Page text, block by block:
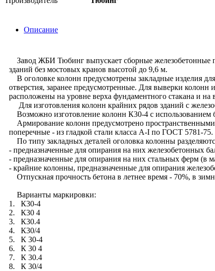
Описание
Завод ЖБИ Тюбинг выпускает сборные железобетонные
зданий без мостовых кранов высотой до 9,6 м.
В оголовке колонн предусмотрены закладные изделия
отверстия, заранее предусмотренные. Для выверки
расположены на уровне верха фундаментного стакана и на
Для изготовления колонн крайних рядов зданий с
Возможно изготовление колонн К30-4 с использованием
Армирование колонн предусмотрено
поперечные - из гладкой стали класса A-I по ГОСТ 5781-75.
По типу закладных деталей оголовка колонны
- предназначенные для опирания на них железобетонных
- предназначенные для опирания на них стальных ферм
- крайние колонны, предназначенные для опирания
Отпускная прочность бетона в летнее время - 70%, в
Варианты маркировки:
1. К30-4
2. К30 4
3. К30.4
4. К30/4
5. К 30-4
6. К 30 4
7. К 30.4
8. К 30/4